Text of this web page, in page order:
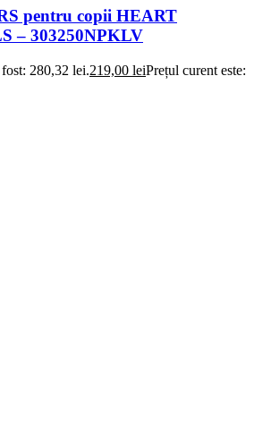
pentru copii HEART
– 303250NPKLV
280,32 lei.219,00 leiPrețul curent este: